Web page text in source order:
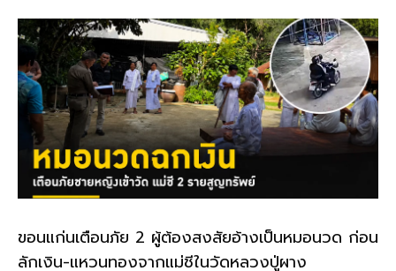
k
ขอนแก่นเตือนภัย 2 ผู้ต้องสงสัยอ้างเป็นหมอนวด ก่อน
ลักเงิน-แหวนทองจากแม่ชีในวัดหลวงปู่ผาง